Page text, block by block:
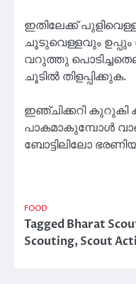
ഇതിലേക്ക്
ചൂടുവെള്ളവും ഉപ്പും
വറുത്തു
ചൂടിൽ തിളപ്പിക്കുക.
ഇഞ്ചിക്കറി കുറുകി
പാകമാകുമ്പോൾ
ബോട്ടിലിലോ
FOOD
TaggedBharat
Scouting,Scout